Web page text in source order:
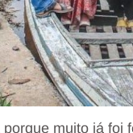
muito já